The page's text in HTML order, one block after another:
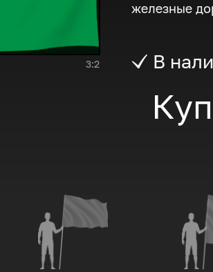
3:2
железные
В